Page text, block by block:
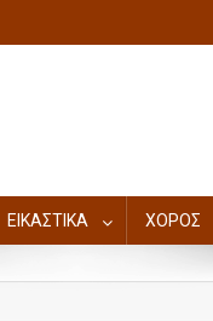
ΕΙΚΑΣΤΙΚΑ ΧΟΡΟΣ